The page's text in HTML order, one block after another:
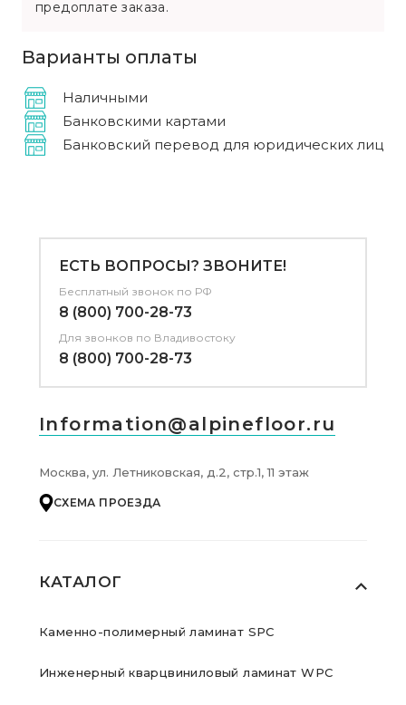
предоплате заказа.
Варианты оплаты
Наличными
Банковскими картами
Банковский перевод для юридических лиц
КАТАЛОГ
Каменно-полимерный ламинат SPC
Инженерный кварцвиниловый ламинат WPC
ЕСТЬ ВОПРОСЫ? ЗВОНИТЕ!
Бесплатный звонок по РФ
8 (800) 700-28-73
Для звонков по Владивостоку
8 (800) 700-28-73
Information@alpinefloor.ru
Москва, ул. Летниковская, д.2, стр.1, 11 этаж
СХЕМА ПРОЕЗДА